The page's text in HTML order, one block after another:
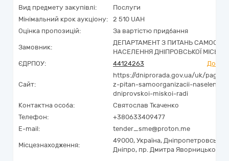
Вид предмету закупівлі:
Послуги
Мінімальний крок аукціону:
2 510 UAH
Оцінка пропозицій:
За вартістю придбання
Замовник:
ДЕПАРТАМЕНТ З ПИТАНЬ
НАСЕЛЕННЯ ДНІПРОВСЬКОЇ
ЄДРПОУ:
44124263 Досьє
Сайт:
https://dniprorada.gov.ua/uk/page/
z-pitan-samoorganizacii-
dniprovskoi-miskoi-radi
Контактна особа:
Святослав Ткаченко
Телефон:
+380633409477
E-mail:
tender_sme@proton.me
Місцезнаходження:
49000, Україна, Дніпропетровська
Дніпро, пр. Дмитра Яворницького,